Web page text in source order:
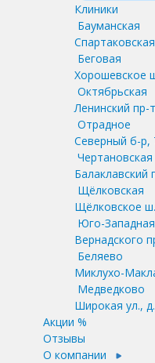
Клиники
Бауманская
Беговая
Хорошевское
Октябрьская
Ленинский пр-
Отрадное
Северный б-р,
Чертановская
Балаклавский
Щёлковская
Щёлковское
Юго-Западная
Вернадского
Беляево
Миклухо-
Медведково
Широкая ул.,
Акции %
Отзывы
О компании